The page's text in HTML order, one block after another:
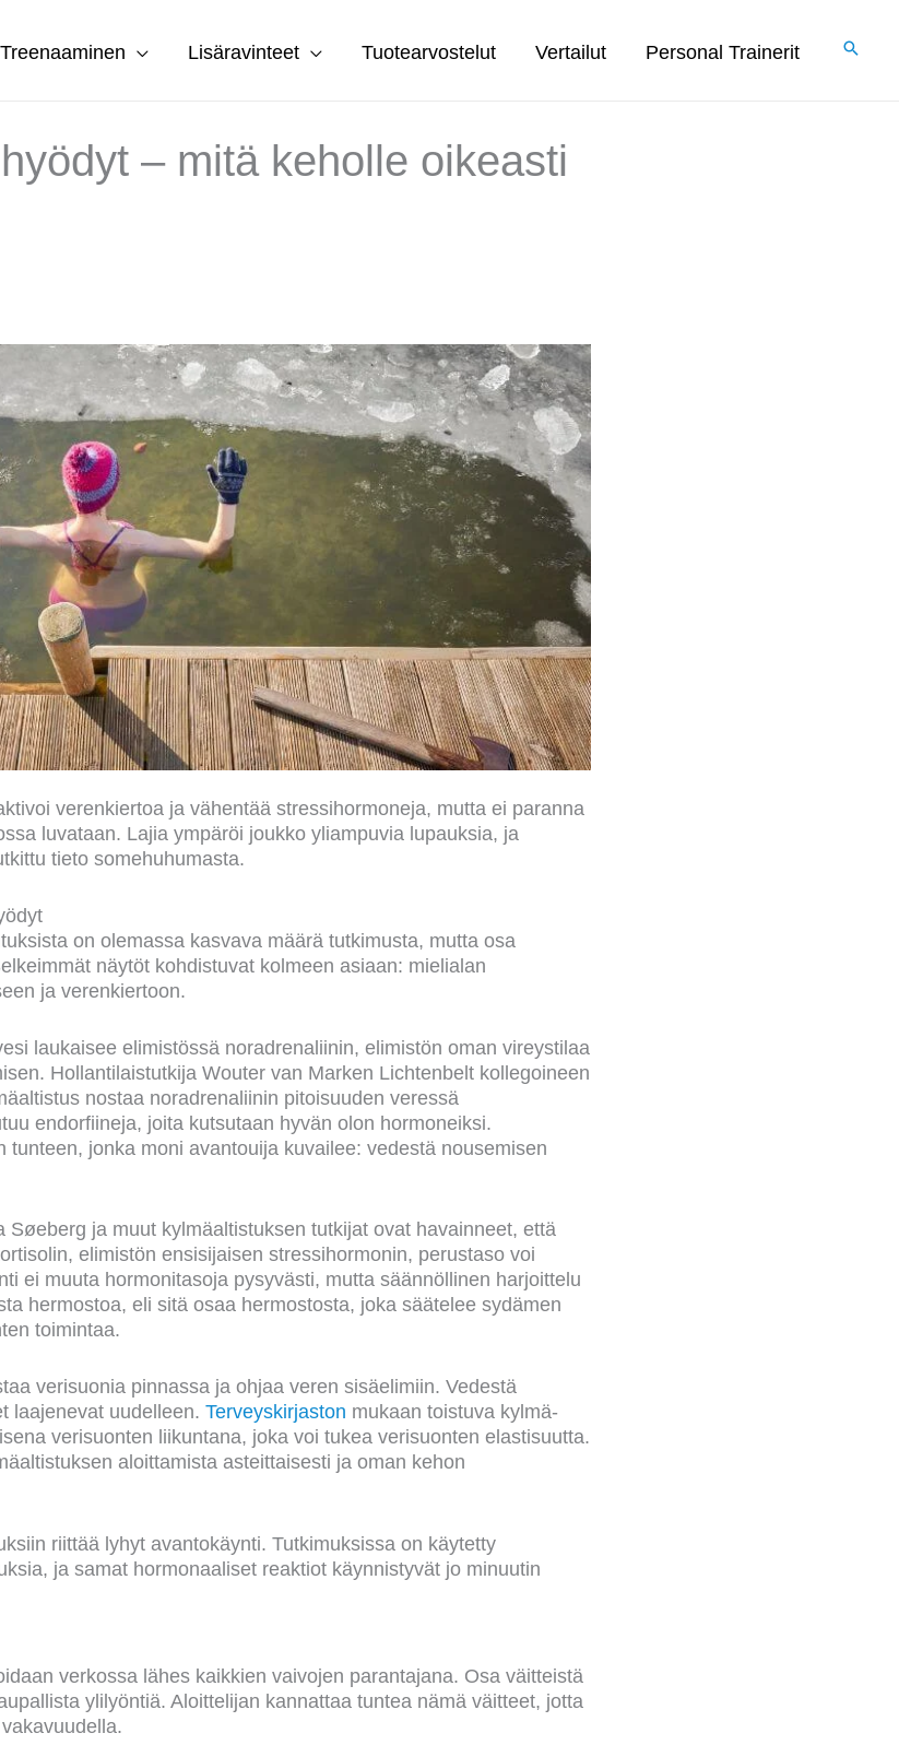
Treenaaminen Lisäravinteet Tuotearvostelut Vertailut Personal Trainerit
– mitä keholle oikeasti
verenkiertoa ja vähentää stressihormoneja, mutta ei paranna
luvataan. Lajia ympäröi joukko yliampuvia lupauksia, ja
tieto somehuhumasta.
on olemassa kasvava määrä tutkimusta, mutta osa
näytöt kohdistuvat kolmeen asiaan: mielialan
ja verenkiertoon.
laukaisee elimistössä noradrenaliinin, elimistön oman vireystilaa
Hollantilaistutkija Wouter van Marken Lichtenbelt kollegoineen
nostaa noradrenaliinin pitoisuuden veressä
endorfiineja, joita kutsutaan hyvän olon hormoneiksi.
tunteen, jonka moni avantouija kuvailee: vedestä nousemisen
Søeberg ja muut kylmäaltistuksen tutkijat ovat havainneet, että
elimistön ensisijaisen stressihormonin, perustaso voi
ei muuta hormonitasoja pysyvästi, mutta säännöllinen harjoittelu
hermostoa, eli sitä osaa hermostosta, joka säätelee sydämen
toimintaa.
verisuonia pinnassa ja ohjaa veren sisäelimiin. Vedestä
laajenevat uudelleen. Terveyskirjaston mukaan toistuva kylmä-
verisuonten liikuntana, joka voi tukea verisuonten elastisuutta.
aloittamista asteittaisesti ja oman kehon
riittää lyhyt avantokäynti. Tutkimuksissa on käytetty
ja samat hormonaaliset reaktiot käynnistyvät jo minuutin
verkossa lähes kaikkien vaivojen parantajana. Osa väitteistä
ylilyöntiä. Aloittelijan kannattaa tuntea nämä väitteet, jotta